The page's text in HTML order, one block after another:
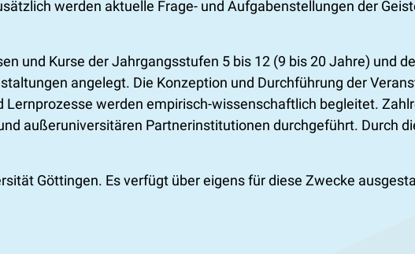
werden aktuelle Frage- und Aufgabenstellungen der
und Kurse der Jahrgangsstufen 5 bis 12 (9 bis 20 Jahre) und
angelegt. Die Konzeption und Durchführung der
werden empirisch-wissenschaftlich begleitet.
außeruniversitären Partnerinstitutionen durchgeführt. Durch
Göttingen. Es verfügt über eigens für diese Zwecke